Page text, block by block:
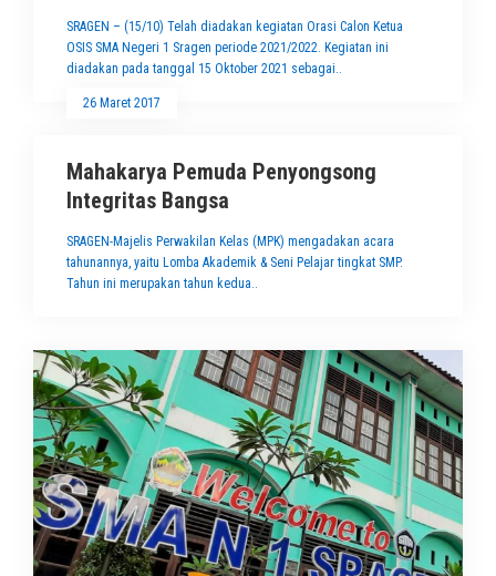
SRAGEN – (15/10) Telah diadakan kegiatan Orasi Calon Ketua
OSIS SMA Negeri 1 Sragen periode 2021/2022. Kegiatan ini
diadakan pada tanggal 15 Oktober 2021 sebagai..
26 Maret 2017
Mahakarya Pemuda Penyongsong
Integritas Bangsa
SRAGEN-Majelis Perwakilan Kelas (MPK) mengadakan acara
tahunannya, yaitu Lomba Akademik & Seni Pelajar tingkat SMP.
Tahun ini merupakan tahun kedua..